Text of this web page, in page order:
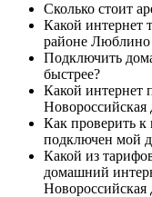
Сколько стоит
Какой интернет
районе Люблино
Подключить
быстрее?
Какой интернет
Новороссийская
Как проверить к
подключен мой
Какой из
домашний
Новороссийская